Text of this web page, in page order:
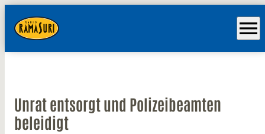
menu
Unrat entsorgt und Polizeibeamten
beleidigt